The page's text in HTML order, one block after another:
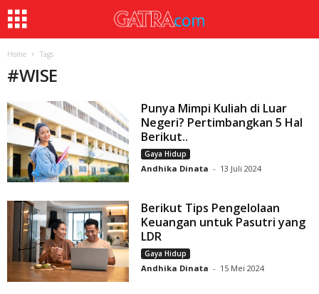
Home Tags
#WISE
Punya Mimpi Kuliah di Luar
Negeri? Pertimbangkan 5 Hal
Berikut..
Gaya Hidup
Andhika Dinata - 13 Juli 2024
Berikut Tips Pengelolaan
Keuangan untuk Pasutri yang
LDR
Gaya Hidup
Andhika Dinata - 15 Mei 2024